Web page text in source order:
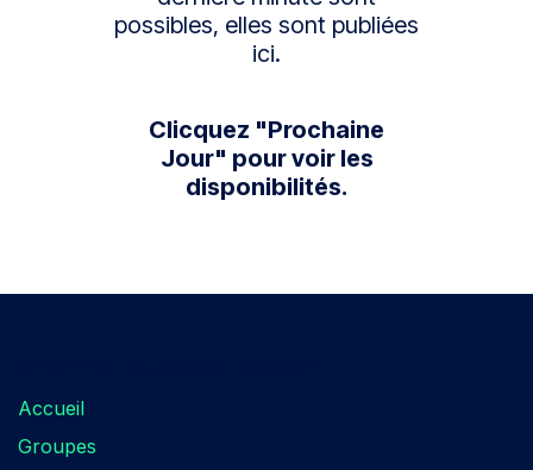
possibles, elles sont publiées
ici.
Clicquez "Prochaine
Jour" pour voir les
disponibilités.
Accueil
Groupes